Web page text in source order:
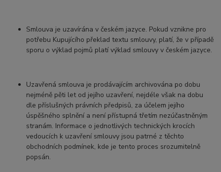
Smlouva je uzavírána v českém jazyce. Pokud vznikne pro
potřebu Kupujícího překlad textu smlouvy, platí, že v případě
sporu o výklad pojmů platí výklad smlouvy v českém jazyce.
Uzavřená smlouva je prodávajícím archivována po dobu
nejméně pěti let od jejího uzavření, nejdéle však na dobu
dle příslušných právních předpisů, za účelem jejího
úspěšného splnění a není přístupná třetím nezúčastněným
stranám. Informace o jednotlivých technických krocích
vedoucích k uzavření smlouvy jsou patrné z těchto
obchodních podmínek, kde je tento proces srozumitelně
popsán.